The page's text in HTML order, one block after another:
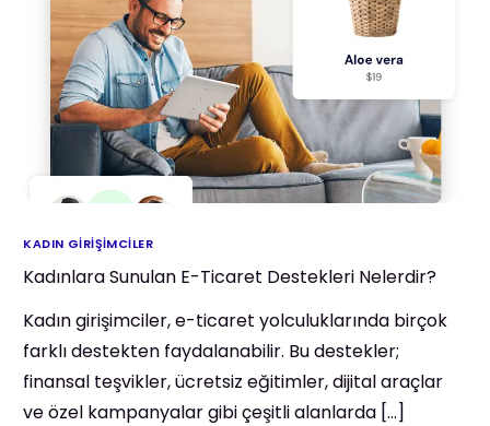
KADIN GIRIŞIMCILER
Kadınlara Sunulan E-Ticaret Destekleri Nelerdir?
Kadın girişimciler, e-ticaret yolculuklarında birçok
farklı destekten faydalanabilir. Bu destekler;
finansal teşvikler, ücretsiz eğitimler, dijital araçlar
ve özel kampanyalar gibi çeşitli alanlarda […]